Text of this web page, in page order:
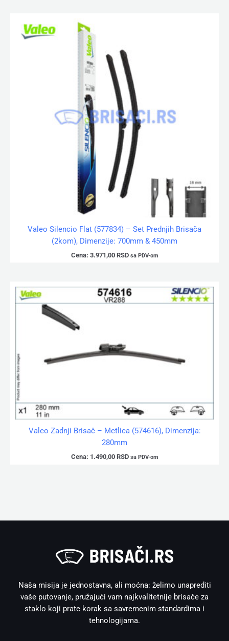
Valeo Silencio Flat (577834) – Set Prednjih Brisača
(2kom), Dimenzije: 700mm & 450mm
Cena: 3.971,00 RSD sa PDV-om
Valeo Zadnji Brisač – Metlica (574616), Dimenzija:
280mm
Cena: 1.490,00 RSD sa PDV-om
Naša misija je jednostavna, ali moćna: želimo unaprediti
vaše putovanje, pružajući vam najkvalitetnije brisače za
staklo koji prate korak sa savremenim standardima i
tehnologijama.